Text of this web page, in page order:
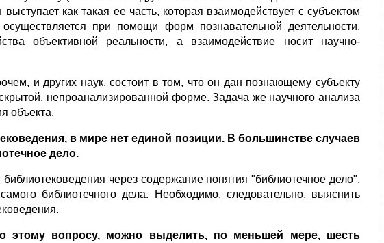
как такая ее часть, которая взаимодействует с субъектом
при помощи форм познавательной деятельности,
объективной реальности, а взаимодействие носит научно-
и других наук, состоит в том, что он дан познающему субъекту
непроанализированной форме. Задача же научного анализа
объекта.
в мире нет единой позиции. В большинстве случаев
дело.
через содержание понятия "библиотечное дело",
библиотечного дела. Необходимо, следовательно, выяснить
этому вопросу, можно выделить, по меньшей мере, шесть